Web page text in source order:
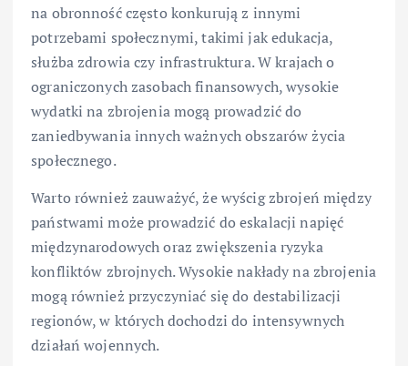
na obronność często konkurują z innymi
potrzebami społecznymi, takimi jak edukacja,
służba zdrowia czy infrastruktura. W krajach o
ograniczonych zasobach finansowych, wysokie
wydatki na zbrojenia mogą prowadzić do
zaniedbywania innych ważnych obszarów życia
społecznego.
Warto również zauważyć, że wyścig zbrojeń między
państwami może prowadzić do eskalacji napięć
międzynarodowych oraz zwiększenia ryzyka
konfliktów zbrojnych. Wysokie nakłady na zbrojenia
mogą również przyczyniać się do destabilizacji
regionów, w których dochodzi do intensywnych
działań wojennych.